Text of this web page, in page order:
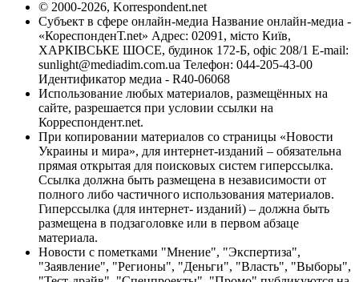
© 2000-2026, Korrespondent.net
Субъект в сфере онлайн-медиа Название онлайн-медиа -
«КореспонденТ.net» Адрес: 02091, місто Київ,
ХАРКІВСЬКЕ ШОСЕ, будинок 172-Б, офіс 208/1 E-mail:
sunlight@mediadim.com.ua Телефон: 044-205-43-00
Идентификатор медиа - R40-06068
Использование любых материалов, размещённых на
сайте, разрешается при условии ссылки на
Корреспондент.net.
При копировании материалов со страницы «Новости
Украины и мира», для интернет-изданий – обязательна
прямая открытая для поисковых систем гиперссылка.
Ссылка должна быть размещена в независимости от
полного либо частичного использования материалов.
Гиперссылка (для интернет- изданий) – должна быть
размещена в подзаголовке или в первом абзаце
материала.
Новости с пометками "Мнение", "Экспертиза",
"Заявление", "Регионы", "Деньги", "Власть", "Выборы",